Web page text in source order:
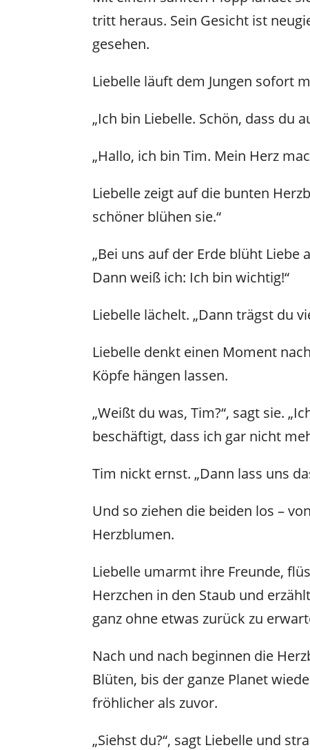
tritt heraus. Sein Gesicht ist
gesehen.
Liebelle läuft dem Jungen sofort
„Ich bin Liebelle. Schön, dass du
„Hallo, ich bin Tim. Mein Herz
Liebelle zeigt auf die bunten
schöner blühen sie.“
„Bei uns auf der Erde blüht
Dann weiß ich: Ich bin wichtig!“
Liebelle lächelt. „Dann trägst du
Liebelle denkt einen Moment
Köpfe hängen lassen.
„Weißt du was, Tim?“, sagt sie.
beschäftigt, dass ich gar nicht
Tim nickt ernst. „Dann lass uns
Und so ziehen die beiden los –
Herzblumen.
Liebelle umarmt ihre Freunde,
Herzchen in den Staub und
ganz ohne etwas zurück zu
Nach und nach beginnen die
Blüten, bis der ganze Planet
fröhlicher als zuvor.
„Siehst du?“, sagt Liebelle und